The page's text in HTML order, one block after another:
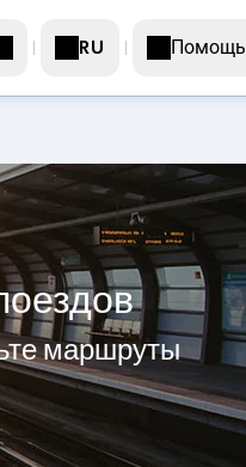
RU Помощь
маршруты